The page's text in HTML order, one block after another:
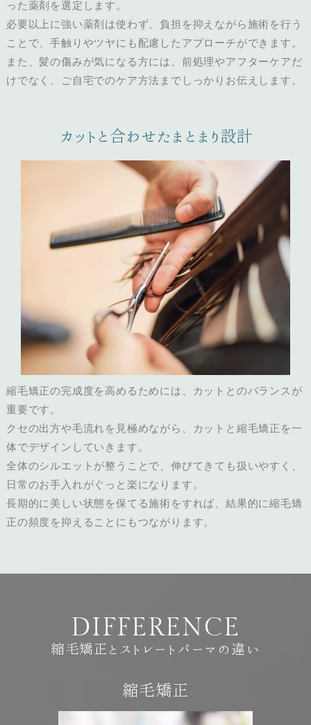
った薬剤を選定します。
必要以上に強い薬剤は使わず、負担を抑えながら施術を行う
ことで、手触りやツヤにも配慮したアプローチができます。
また、髪の傷みが気になる方には、前処理やアフターケアだ
けでなく、ご自宅でのケア方法までしっかりお伝えします。
カットと合わせたまとまり設計
縮毛矯正の完成度を高めるためには、カットとのバランスが
重要です。
クセの出方や毛流れを見極めながら、カットと縮毛矯正を一
体でデザインしていきます。
全体のシルエットが整うことで、伸びてきても扱いやすく、
日常のお手入れがぐっと楽になります。
長期的に美しい状態を保てる施術をすれば、結果的に縮毛矯
正の頻度を抑えることにもつながります。
DIFFERENCE
縮毛矯正とストレートパーマの違い
縮毛矯正